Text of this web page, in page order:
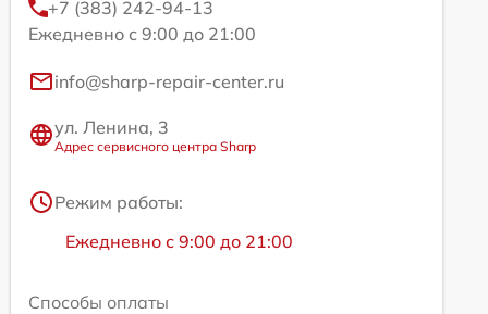
+7 (383) 242-94-13
Ежедневно с 9:00 до 21:00
info@sharp-repair-center.ru
ул. Ленина, 3
Адрес сервисного центра Sharp
Режим работы:
Ежедневно с 9:00 до 21:00
Способы оплаты